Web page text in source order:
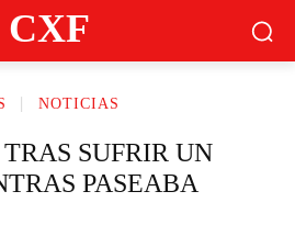
CXF
NOTICIAS
SUFRIR UN
PASEABA